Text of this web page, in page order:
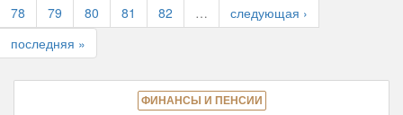
78
79 80 81 82 …
следующая ›
последняя »
ФИНАНСЫ И ПЕНСИИ